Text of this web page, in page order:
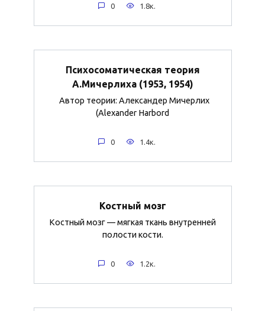
0 1.8к.
Психосоматическая теория
А.Мичерлиха (1953, 1954)
Автор теории: Александер Мичерлих
(Alexander Harbord
0 1.4к.
Костный мозг
Костный мозг — мягкая ткань внутренней
полости кости.
0 1.2к.